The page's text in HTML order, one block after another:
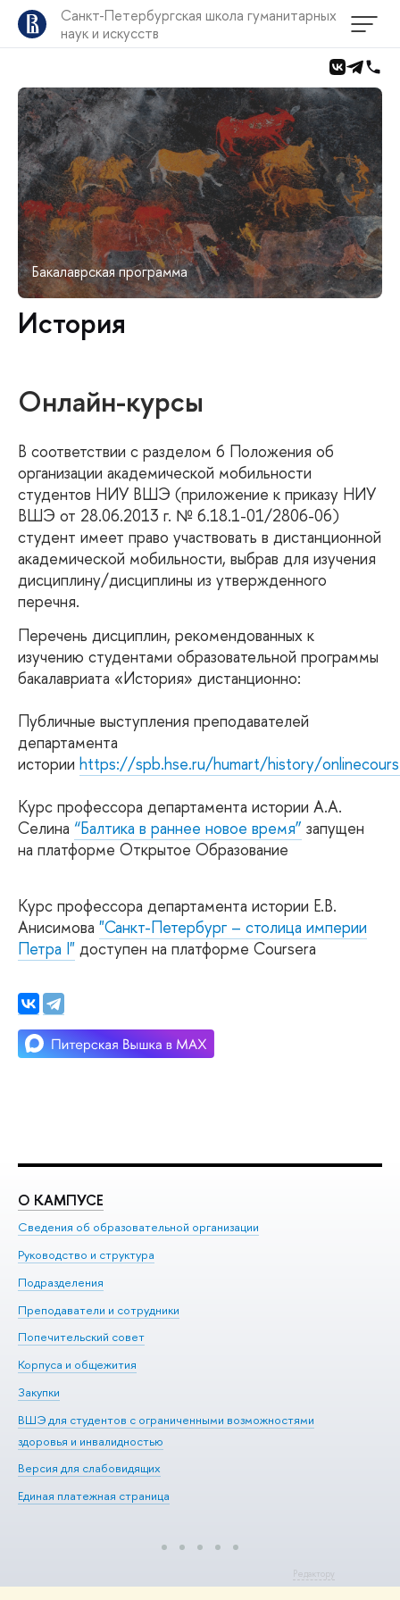
Санкт-Петербургская школа гуманитарных
наук и искусств
Бакалаврская программа
История
Онлайн-курсы
В соответствии с разделом 6 Положения об
организации академической мобильности
студентов НИУ ВШЭ (приложение к приказу НИУ
ВШЭ от 28.06.2013 г. № 6.18.1-01/2806-06)
студент имеет право участвовать в дистанционной
академической мобильности, выбрав для изучения
дисциплину/дисциплины из утвержденного
перечня.
Перечень дисциплин, рекомендованных к
изучению студентами образовательной программы
бакалавриата «История» дистанционно:
Публичные выступления преподавателей
департамента
истории https://spb.hse.ru/humart/history/
Курс профессора департамента истории А.А.
Селина “Балтика в раннее новое время” запущен
на платформе Открытое Образование
Курс профессора департамента истории Е.В.
Анисимова "Санкт-Петербург – столица империи
Петра I" доступен на платформе Coursera
О КАМПУСЕ
Сведения об образовательной организации
Руководство и структура
Подразделения
Преподаватели и сотрудники
Попечительский совет
Корпуса и общежития
Закупки
ВШЭ для студентов с ограниченными возможностями
здоровья и инвалидностью
Версия для слабовидящих
Единая платежная страница
Редактору